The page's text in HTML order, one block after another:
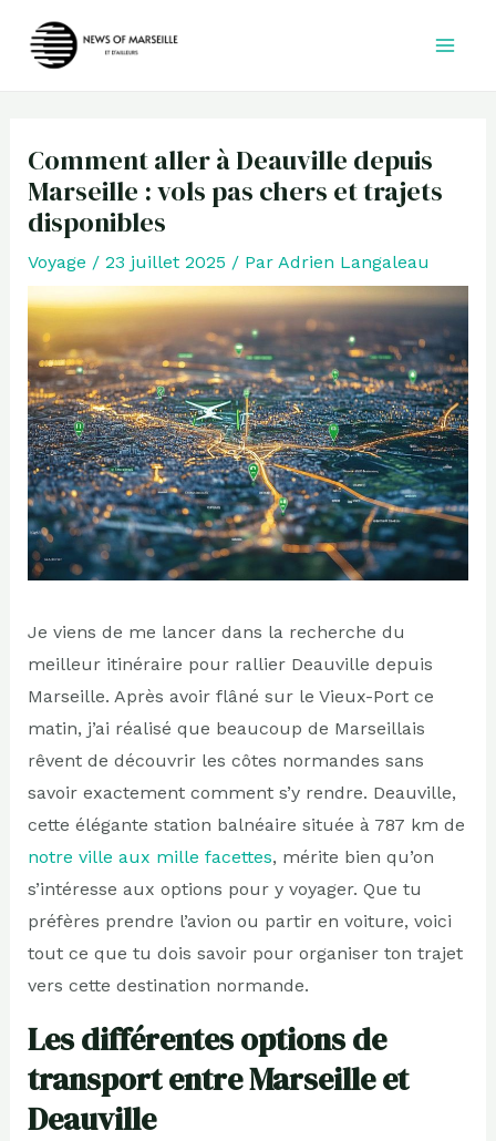
Comment aller à Deauville depuis
Marseille : vols pas chers et trajets
disponibles
Voyage / 23 juillet 2025 / Par Adrien Langaleau
Je viens de me lancer dans la recherche du
meilleur itinéraire pour rallier Deauville depuis
Marseille. Après avoir flâné sur le Vieux-Port ce
matin, j’ai réalisé que beaucoup de Marseillais
rêvent de découvrir les côtes normandes sans
savoir exactement comment s’y rendre. Deauville,
cette élégante station balnéaire située à 787 km de
notre ville aux mille facettes, mérite bien qu’on
s’intéresse aux options pour y voyager. Que tu
préfères prendre l’avion ou partir en voiture, voici
tout ce que tu dois savoir pour organiser ton trajet
vers cette destination normande.
Les différentes options de
transport entre Marseille et
Deauville